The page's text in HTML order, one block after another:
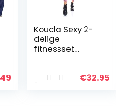
Koucla Sexy 2-
delige
fitnessset
broek en crop
€32.95